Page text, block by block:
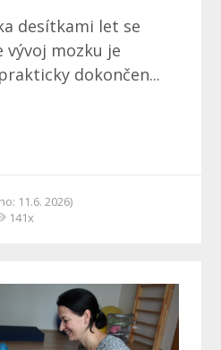
desítkami let se
vývoj mozku je
dokončen...
11.6. 2026)
141x